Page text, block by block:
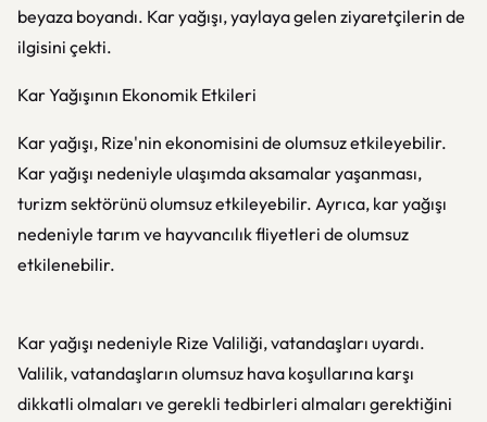
beyaza boyandı. Kar yağışı, yaylaya gelen ziyaretçilerin de
ilgisini çekti.
Kar Yağışının Ekonomik Etkileri
Kar yağışı, Rize'nin ekonomisini de olumsuz etkileyebilir.
Kar yağışı nedeniyle ulaşımda aksamalar yaşanması,
turizm sektörünü olumsuz etkileyebilir. Ayrıca, kar yağışı
nedeniyle tarım ve hayvancılık fliyetleri de olumsuz
etkilenebilir.
Kar yağışı nedeniyle Rize Valiliği, vatandaşları uyardı.
Valilik, vatandaşların olumsuz hava koşullarına karşı
dikkatli olmaları ve gerekli tedbirleri almaları gerektiğini